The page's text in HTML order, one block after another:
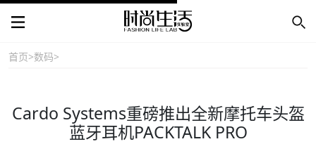
首页>数码>
Cardo Systems重磅推出全新摩托车头盔
蓝牙耳机PACKTALK PRO